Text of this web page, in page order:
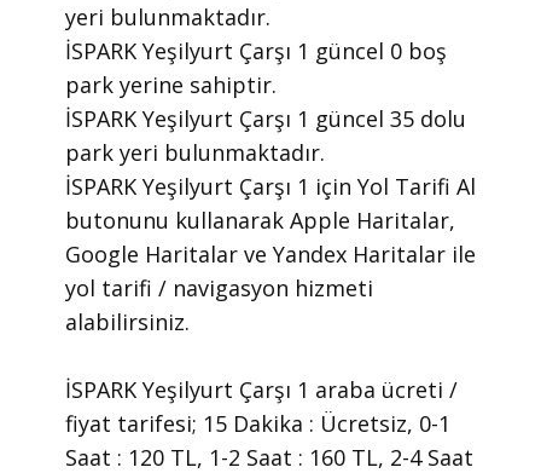
yeri bulunmaktadır.
İSPARK Yeşilyurt Çarşı 1 güncel 0 boş
park yerine sahiptir.
İSPARK Yeşilyurt Çarşı 1 güncel 35 dolu
park yeri bulunmaktadır.
İSPARK Yeşilyurt Çarşı 1 için Yol Tarifi Al
butonunu kullanarak Apple Haritalar,
Google Haritalar ve Yandex Haritalar ile
yol tarifi / navigasyon hizmeti
alabilirsiniz.
İSPARK Yeşilyurt Çarşı 1 araba ücreti /
fiyat tarifesi; 15 Dakika : Ücretsiz, 0-1
Saat : 120 TL, 1-2 Saat : 160 TL, 2-4 Saat